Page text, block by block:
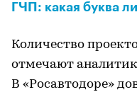
ГЧП: какая буква
Количество
отмечают
В «Росавтодоре»